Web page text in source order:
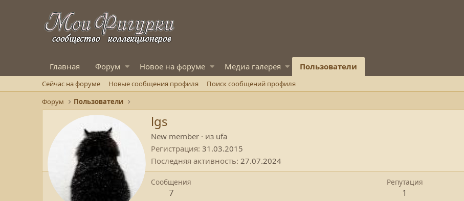
Главная Форум Новое на форуме Медиа галерея Пользователи
Сейчас на форуме Новые сообщения профиля
Поиск сообщений профиля
Форум
Пользователи
lgs
New member · из ufa
Регистрация 31.03.2015
Последняя активность 27.07.2024
Сообщения
7
Репутация
1